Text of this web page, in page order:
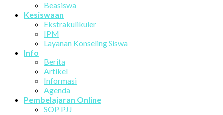
Beasiswa
Kesiswaan
Ekstrakulikuler
IPM
Layanan Konseling Siswa
Info
Berita
Artikel
Informasi
Agenda
Pembelajaran Online
SOP PJJ